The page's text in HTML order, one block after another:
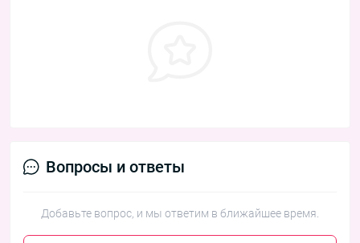
Вопросы и ответы
Добавьте вопрос, и мы ответим в ближайшее время.